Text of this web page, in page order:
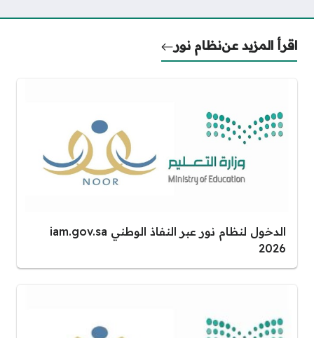
اقرأ المزيد عننظام نور
الدخول لنظام نور عبر النفاذ الوطني iam.gov.sa
2026